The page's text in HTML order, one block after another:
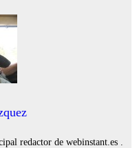
redactor de webinstant.es .